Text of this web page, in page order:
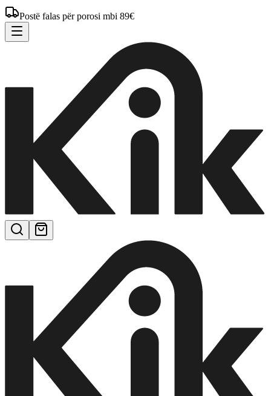
Postë falas për porosi mbi 89€